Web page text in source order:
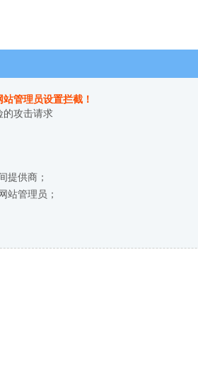
管理员设置拦截！
的攻击请求
提供商；
站管理员；